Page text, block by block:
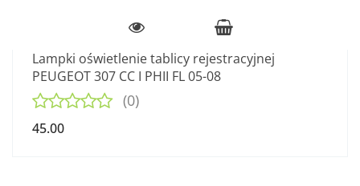
Lampki oświetlenie tablicy rejestracyjnej
PEUGEOT 307 CC I PHII FL 05-08
(0)
45.00